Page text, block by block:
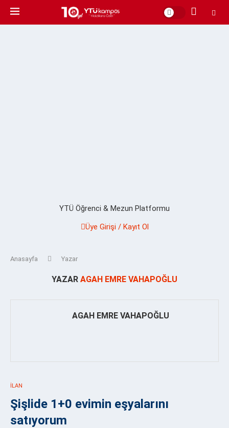
YTÜ Öğrenci & Mezun Platformu
Üye Girişi / Kayıt Ol
Anasayfa Yazar
YAZAR AGAH EMRE VAHAPOĞLU
AGAH EMRE VAHAPOĞLU
İLAN
Şişlide 1+0 evimin eşyalarını
satıyorum